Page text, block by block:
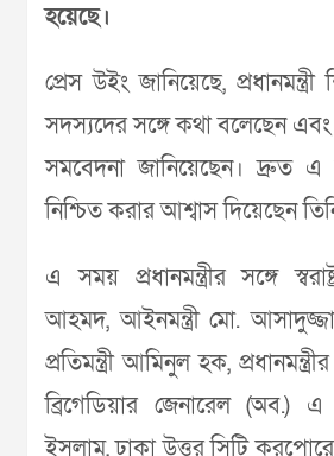
হয়েছে।
প্রেস উইং জানিয়েছে,
সদস্যদের সঙ্গে কথা বলেছেন
সমবেদনা জানিয়েছেন। দ্রুত এ
নিশ্চিত করার আশ্বাস দিয়েছেন
এ সময় প্রধানমন্ত্রীর সঙ্গে
আহমদ, আইনমন্ত্রী মো.
প্রতিমন্ত্রী আমিনুল হক,
ব্রিগেডিয়ার জেনারেল
ইসলাম, ঢাকা উত্তর সিটি